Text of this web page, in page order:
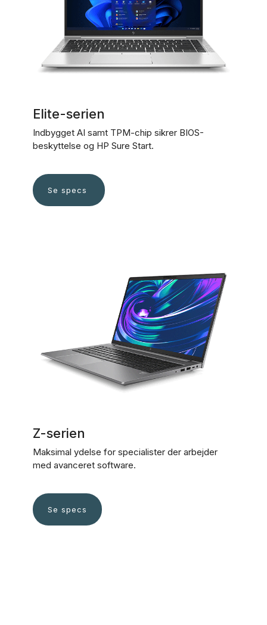
Elite-serien
Indbygget AI samt TPM-chip sikrer BIOS-
beskyttelse og HP Sure Start.
Se specs
Z-serien
Maksimal ydelse for specialister der arbejder
med avanceret software.
Se specs